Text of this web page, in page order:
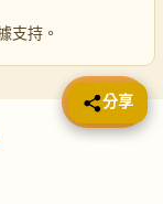
支持。
📤 分享
分享